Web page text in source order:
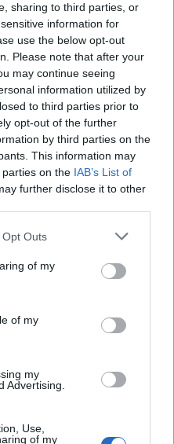
sharing to third parties, or
information for
use the below opt-out
Please note that after your
may continue seeing
information utilized by
to third parties prior to
opt-out of the further
by third parties on the
This information may
on the IAB’s List of
further disclose it to other
Outs
of my
of my
my
Advertising.
Use,
of my
Mediu Tulcea un
a recidivat, fiind
de euro. Are și
trecut prin 7 partide!
emite abjecții
să trimită facturi
Mesajul șocant e
României către
ajute cu marii arși în
„își dorește” ca PSD
români! Acum trei
Peee Seee
Ciolacu dă ilegal
lui Pandele, ca să